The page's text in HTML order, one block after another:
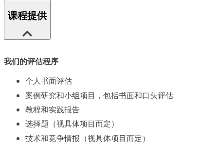
课程提供
我们的评估程序
个人书面评估
案例研究和小组项目，包括书面和口头评估
教程和实践报告
选择题（视具体项目而定）
技术和竞争情报（视具体项目而定）